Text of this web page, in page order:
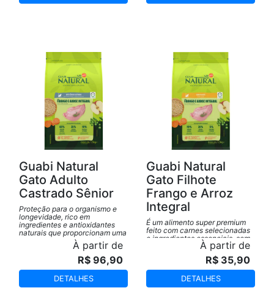
Guabi Natural
Gato Adulto
Castrado Sênior
Proteção para o organismo e
longevidade, rico em
ingredientes e antioxidantes
naturais que proporcionam uma
vida mais longa e saudável.
À partir de
R$ 96,90
DETALHES
Guabi Natural
Gato Filhote
Frango e Arroz
Integral
É um alimento super premium
feito com carnes selecionadas
e ingredientes essenciais, sem
transgênico e indicado para
À partir de
R$ 35,90
DETALHES